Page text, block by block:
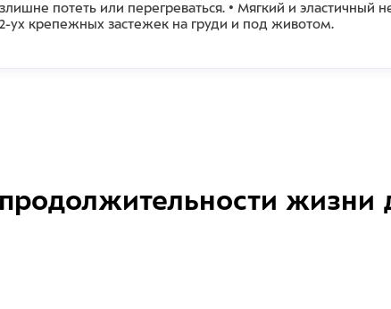
потеть или перегреваться. • Мягкий и
ух крепежных застежек на груди и под животом.
жизни